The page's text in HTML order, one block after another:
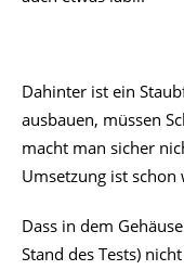
Dahinter ist ein
ausbauen, müssen
macht man sicher
Umsetzung ist schon
Dass in dem
Stand des Tests)